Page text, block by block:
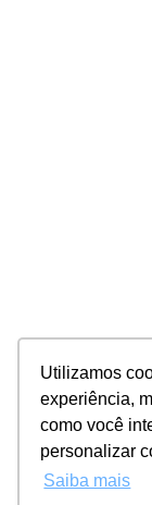
Utilizamos
experiência,
como você
personalizar
Saiba mais